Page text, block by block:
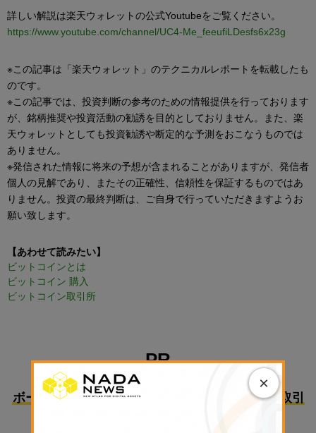
詳しい解説は楽天ウォレットの公式Youtubeをご覧ください。
https://www.youtube.com/channel/UC4-Me_feeufiLDesfs6x23g
※この記事は「楽天ウォレット」のテクニカルレポートを転載したも
のです。
※この記事では、投資判断の参考のための情報提供を行っております
が、銘柄推奨や投資活動の勧誘を目的としておりません。また、楽
天ウォレットとしても投資勧誘や断定的な予測をおこなうものでは
ありません。
※発信された情報に将来の予想が含まれることがありますが、発信者
個人の見解であり、またその正確性、信頼性を保証するものではあ
りません。投資の最終判断は、ご自身で行っていただきますようお
願い致します。
【あわせて読みたい】
ビットコインとは
ビットコイン 購入
ビットコイン取引所
PR
ボーナスで始めるのにおすすめな国内暗号資産取引
×